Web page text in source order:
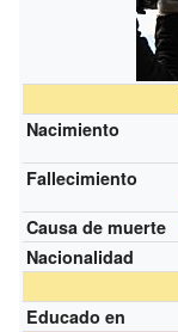
Nacimiento
Fallecimiento
Causa de muerte
Nacionalidad
Educado en